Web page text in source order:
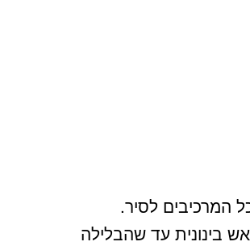
המרכיבים לסיר.
בינונית עד שהבלילה